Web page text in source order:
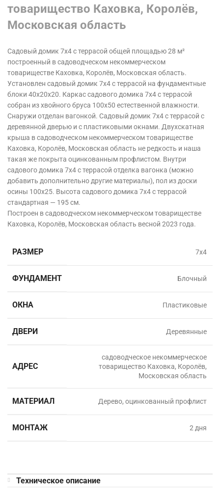
товарищество Каховка, Королёв,
Московская область
Садовый домик 7х4 с террасой общей площадью 28 м²
построенный в садоводческом некоммерческом
товариществе Каховка, Королёв, Московская область.
Установлен садовый домик 7х4 с террасой на фундаментные
блоки 40х20х20. Каркас садового домика 7х4 с террасой
собран из хвойного бруса 100х50 естественной влажности.
Снаружи отделан вагонкой. Садовый домик 7х4 с террасой с
деревянной дверью и с пластиковыми окнами. Двухскатная
крыша в садоводческом некоммерческом товариществе
Каховка, Королёв, Московская область не редкость и наша
такая же покрыта оцинкованным профлистом. Внутри
садового домика 7х4 с террасой отделка вагонка (можно
добавить дополнительно другие материалы), пол из доски
осины 100х25. Высота садового домика 7х4 с террасой
стандартная — 195 см.
Построен в садоводческом некоммерческом товариществе
Каховка, Королёв, Московская область весной 2023 года.
РАЗМЕР 7х4
ФУНДАМЕНТ Блочный
ОКНА Пластиковые
ДВЕРИ Деревянные
АДРЕС
садоводческое некоммерческое
товарищество Каховка, Королёв,
Московская область
МАТЕРИАЛ Дерево, оцинкованный профлист
МОНТАЖ 2 дня
Техническое описание